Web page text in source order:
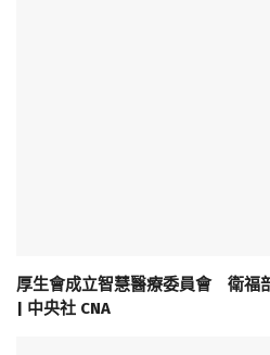
厚生會成立智慧醫療委員會 衛福
| 中央社 CNA